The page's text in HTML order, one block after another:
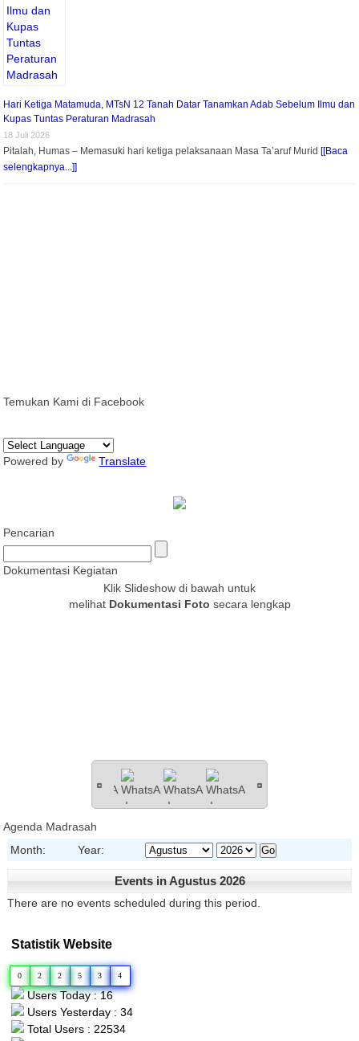
Hari Ketiga Matamuda, MTsN 12 Tanah Datar Tanamkan Adab Sebelum Ilmu dan
Kupas Tuntas Peraturan Madrasah
18 Juli 2026
Pitalah, Humas – Memasuki hari ketiga pelaksanaan Masa Ta’aruf Murid [[Baca
selengkapnya...]]
Temukan Kami di Facebook
Powered by Translate
Pencarian
Dokumentasi Kegiatan
Klik Slideshow di bawah untuk
melihat Dokumentasi Foto secara lengkap
Agenda Madrasah
Month:
Year:
Events in Agustus 2026
There are no events scheduled during this period.
Statistik Website
0 2 2 5 3 4
Users Today : 16
Users Yesterday : 34
Total Users : 22534